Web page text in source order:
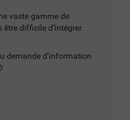
vaste gamme de
difficile d’intégrer
demande d'information